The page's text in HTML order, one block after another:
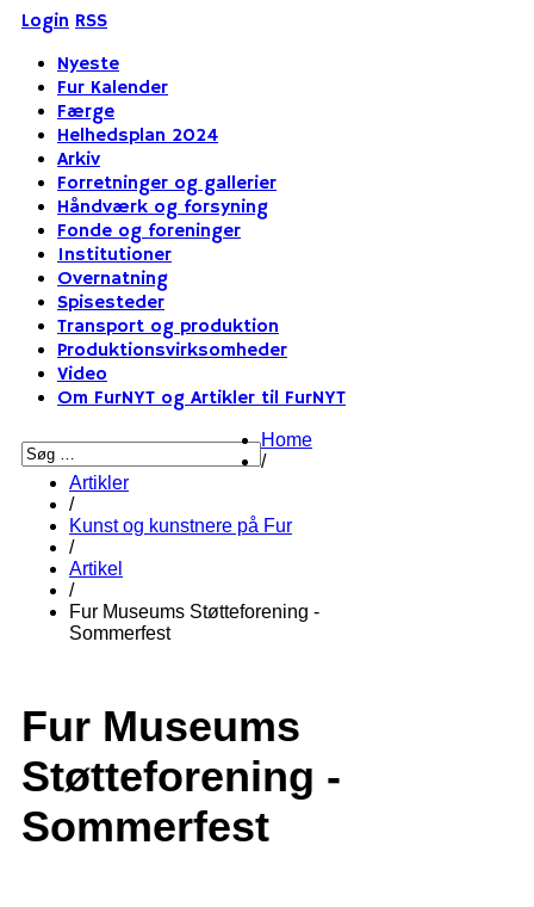
Login RSS
Nyeste
Fur Kalender
Færge
Helhedsplan 2024
Arkiv
Forretninger og gallerier
Håndværk og forsyning
Fonde og foreninger
Institutioner
Overnatning
Spisesteder
Transport og produktion
Produktionsvirksomheder
Video
Om FurNYT og Artikler til FurNYT
Home
/
Artikler
/
Kunst og kunstnere på Fur
/
Artikel
/
Fur Museums Støtteforening -
Sommerfest
Fur Museums
Støtteforening -
Sommerfest